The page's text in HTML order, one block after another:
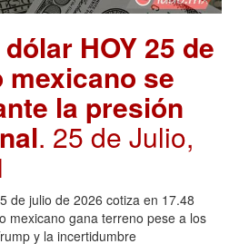
HOY 25 de
se
la presión
. 25 de Julio,
de julio de 2026 cotiza en 17.48
mexicano gana terreno pese a los
y la incertidumbre